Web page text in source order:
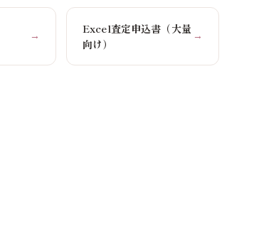
→
Excel査定申込書（大量
向け）
→